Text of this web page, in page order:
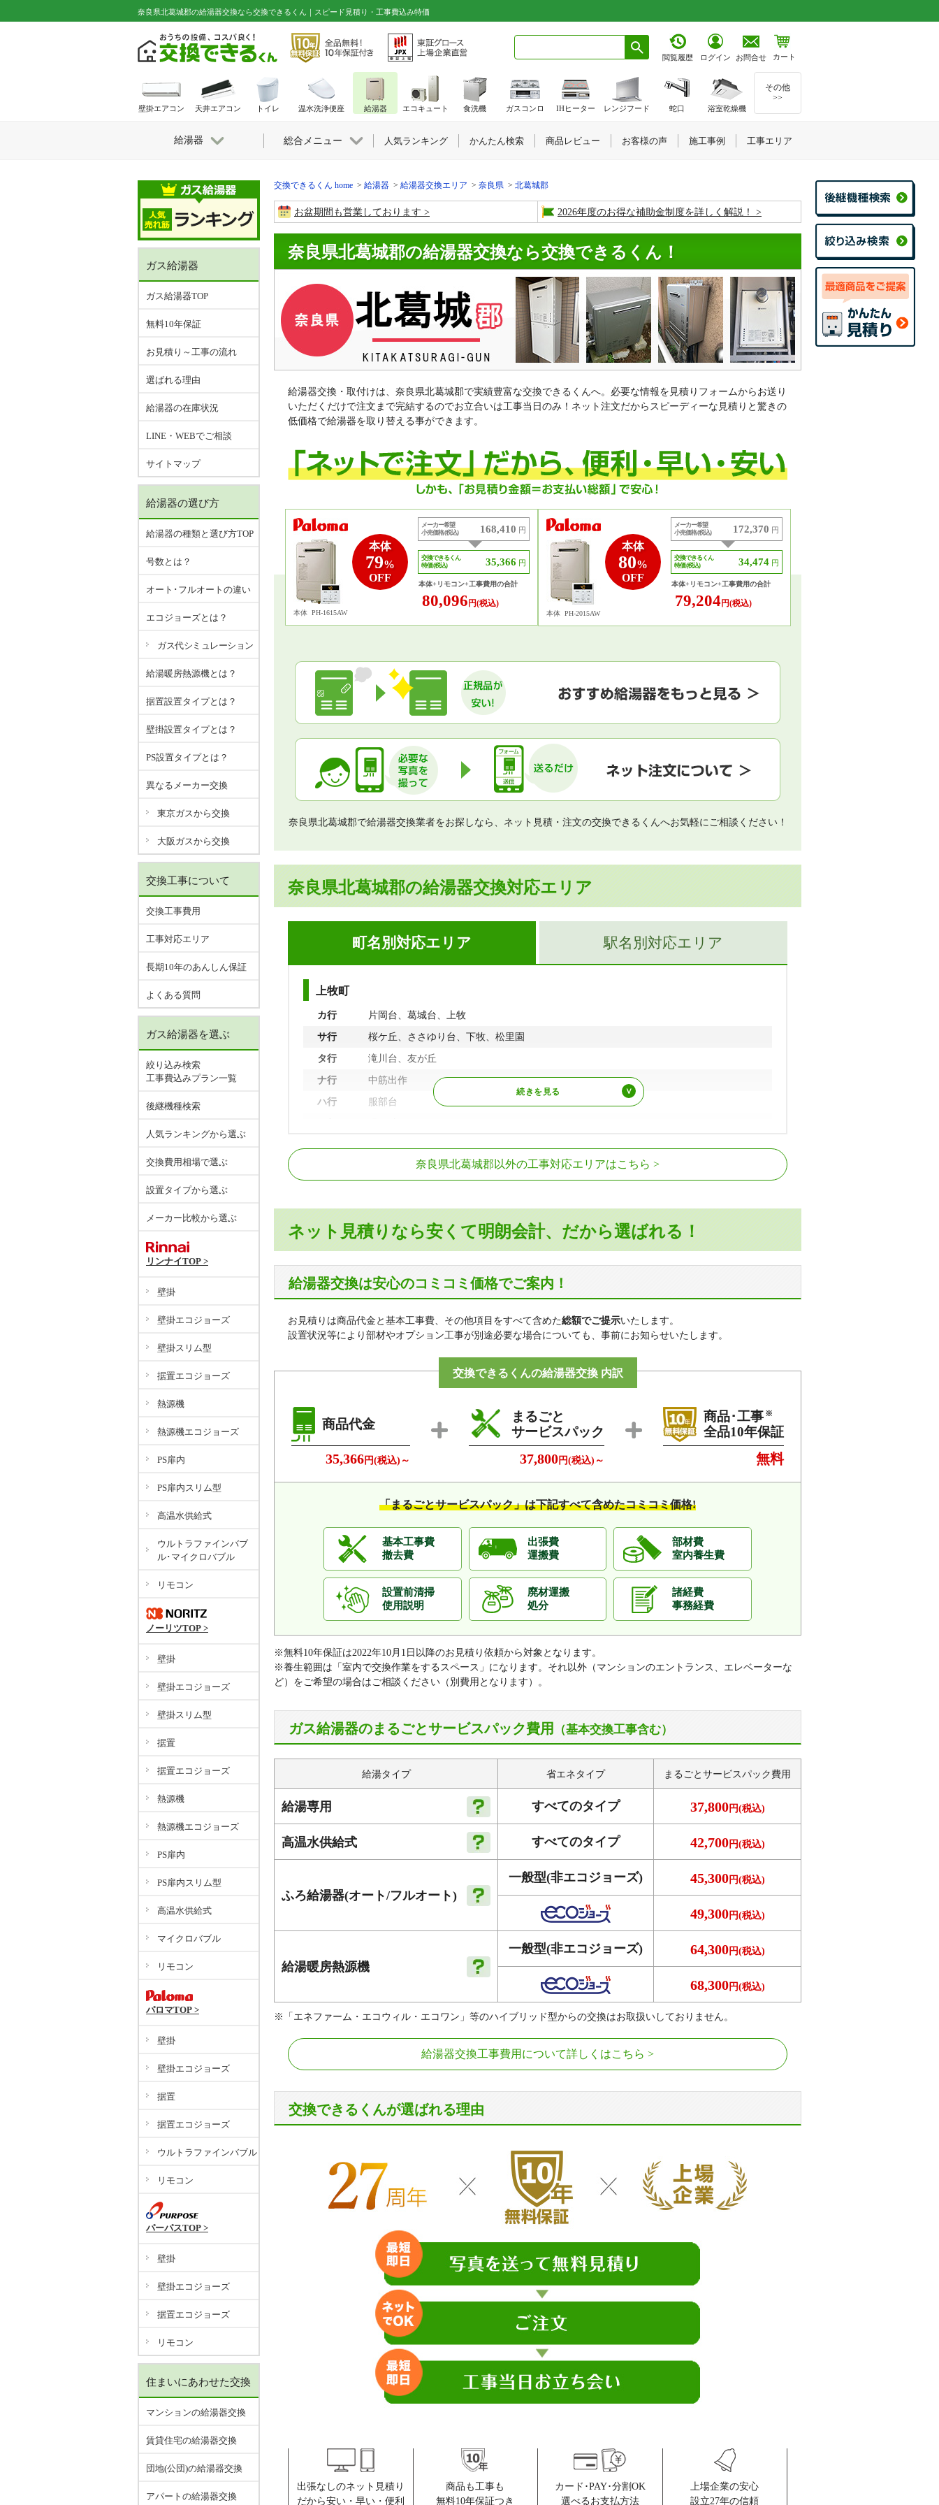
奈良県北葛城郡の給湯器交換なら交換できるくん｜スピード見積り・工事費込み特価
閲覧履歴 ログイン お問合せ カート
交換できるくん home 給湯器 給湯器交換エリア 奈良県 北葛城郡
お盆期間も営業しております 2026年度のお得な補助金制度を詳しく解説！
奈良県北葛城郡の給湯器交換なら交換できるくん！
給湯器交換・取付けは、奈良県北葛城郡で実績豊富な交換できるくんへ。必要な情報を見積りフォームからお送り
いただくだけで注文まで完結するのでお立合いは工事当日のみ！ネット注文だからスピーディーな見積りと驚きの
低価格で給湯器を取り替える事ができます。
本体
79%
OFF
本体 PH-1615AW
メーカー希望
小売価格 (税込)
168,410 円
交換できるくん
特価 (税込)
35,366 円
本体+リモコン+工事費用の合計
80,096 円(税込)
本体
80%
OFF
本体 PH-2015AW
メーカー希望
小売価格 (税込)
172,370 円
交換できるくん
特価 (税込)
34,474 円
本体+リモコン+工事費用の合計
79,204 円(税込)
奈良県北葛城郡で給湯器交換業者をお探しなら、ネット見積・注文の交換できるくんへお気軽にご相談ください！
奈良県北葛城郡の給湯器交換対応エリア
町名別対応エリア
上牧町
カ行 片岡台、葛城台、上牧
サ行 桜ケ丘、ささゆり台、下牧、松里園
タ行 滝川台、友が丘
ナ行 中筋出作
ハ行 服部台
タ行 太子
マ行 南元町、明神、元町
広陵町
ア行 安部、馬見北、馬見中、馬見南、大塚、大野、大場
サ行 沢
ハ行 疋相、平尾、広瀬、弁財天
マ行 的場、みささぎ台、三吉、南
池部、泉台、彩りの杜、大輪田
佐味田、城内、星和台
タ行 高塚台、長楽
中山台、穴闇、西穴闇、西山台
広瀬台
ヤ行 山坊
駅名別対応エリア
王寺駅、畠田駅
近鉄田原本線 箸尾駅、池部駅、佐味田川駅、大輪田駅、新王寺駅
奈良県北葛城郡以外の工事対応エリアはこちら
ネット見積りなら安くて明朗会計、だから選ばれる！
給湯器交換は安心のコミコミ価格でご案内！
お見積りは商品代金と基本工事費、その他項目をすべて含めた総額でご提示いたします。
設置状況等により部材やオプション工事が別途必要な場合についても、事前にお知らせいたします。
交換できるくんの給湯器交換 内訳
商品代金
35,366 円(税込)～
まるごと
サービスパック
37,800円(税込)～
商品･工事 ※
全品10年保証
無料
「まるごとサービスパック」は下記すべて含めたコミコミ価格!
基本工事費
撤去費
出張費
運搬費
部材費
室内養生費
設置前清掃
使用説明
廃材運搬
処分
諸経費
事務経費
※無料10年保証は2022年10月1日以降のお見積り依頼から対象となります。
※養生範囲は「室内で交換作業をするスペース」になります。それ以外（マンションのエントランス、エレベーターな
ど）をご希望の場合はご相談ください（別費用となります）。
ガス給湯器のまるごとサービスパック費用 （基本交換工事含む）
給湯タイプ 省エネタイプ まるごとサービスパック費用
給湯専用 すべてのタイプ 37,800円(税込)
高温水供給式 すべてのタイプ 42,700円(税込)
ふろ給湯器(オート/フルオート)
一般型(非エコジョーズ) 45,300円(税込)
49,300円(税込)
給湯暖房熱源機
一般型(非エコジョーズ) 64,300円(税込)
68,300円(税込)
※「エネファーム・エコウィル・エコワン」等のハイブリッド型からの交換はお取扱いしておりません。
給湯器交換工事費用について詳しくはこちら
交換できるくんが選ばれる理由
出張なしのネット見積り
だから安い・早い・便利
商品も工事も
無料10年保証つき
カード･PAY･分割OK
選べるお支払方法
上場企業の安心
設立27年の信頼
ガス給湯器
ガス給湯器TOP
無料10年保証
お見積り～工事の流れ
選ばれる理由
給湯器の在庫状況
LINE・WEBでご相談
サイトマップ
給湯器の選び方
給湯器の種類と選び方TOP
号数とは？
オート･フルオートの違い
エコジョーズとは？
ガス代シミュレーション
給湯暖房熱源機とは？
据置設置タイプとは？
壁掛設置タイプとは？
PS設置タイプとは？
異なるメーカー交換
東京ガスから交換
大阪ガスから交換
交換工事について
交換工事費用
工事対応エリア
長期10年のあんしん保証
よくある質問
ガス給湯器を選ぶ
絞り込み検索
工事費込みプラン一覧
後継機種検索
人気ランキングから選ぶ
交換費用相場で選ぶ
設置タイプから選ぶ
メーカー比較から選ぶ
リンナイTOP >
壁掛
壁掛エコジョーズ
壁掛スリム型
据置エコジョーズ
熱源機
熱源機エコジョーズ
PS扉内
PS扉内スリム型
高温水供給式
ウルトラファインバブ
ル･マイクロバブル
リモコン
ノーリツTOP >
壁掛
壁掛エコジョーズ
壁掛スリム型
据置
据置エコジョーズ
熱源機
熱源機エコジョーズ
PS扉内
PS扉内スリム型
高温水供給式
マイクロバブル
リモコン
パロマTOP >
壁掛
壁掛エコジョーズ
据置
据置エコジョーズ
ウルトラファインバブル
リモコン
パーパスTOP >
壁掛
壁掛エコジョーズ
据置エコジョーズ
リモコン
住まいにあわせた交換
マンションの給湯器交換
賃貸住宅の給湯器交換
団地(公団)の給湯器交換
アパートの給湯器交換
壁掛エアコン 天井エアコン トイレ 温水洗浄便座 給湯器 エコキュート 食洗機 ガスコンロ IHヒーター レンジフード 蛇口 浴室乾燥機
その他
>>
給湯器 総合メニュー 人気ランキング かんたん検索 商品レビュー お客様の声 施工事例 工事エリア